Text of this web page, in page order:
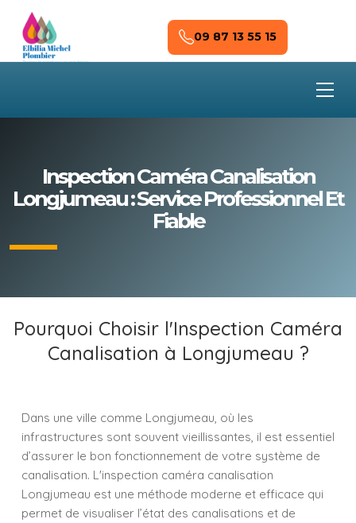
Skip to main content
09 87 13 55 15
Inspection Caméra Canalisation
Longjumeau : Service Professionnel Et
Fiable
Pourquoi Choisir l'Inspection Caméra
Canalisation à Longjumeau ?
Dans une ville comme Longjumeau, où les
infrastructures sont souvent vieillissantes, il est essentiel
d’assurer le bon fonctionnement de votre système de
canalisation. L'inspection caméra canalisation
Longjumeau est une méthode moderne et efficace qui
permet de visualiser l’état des canalisations et de